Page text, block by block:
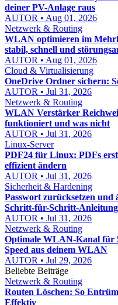
deiner PV-Anlage raus
AUTOR • Aug 01, 2026
Netzwerk & Routing
WLAN optimieren im
stabil, schnell und
AUTOR • Aug 01, 2026
Cloud & Virtualisierung
OneDrive Ordner sichern:
AUTOR • Jul 31, 2026
Netzwerk & Routing
WLAN Verstärker
funktioniert und was nicht
AUTOR • Jul 31, 2026
Linux-Server
PDF24 für Linux: PDFs
effizient ändern
AUTOR • Jul 31, 2026
Sicherheit & Hardening
Passwort zurücksetzen
Schritt-für-Schritt-Anleitung
AUTOR • Jul 31, 2026
Netzwerk & Routing
Optimale WLAN-Kanal für
Speed aus deinem WLAN
AUTOR • Jul 29, 2026
Beliebte Beiträge
Netzwerk & Routing
Routen Löschen: So
Effektiv